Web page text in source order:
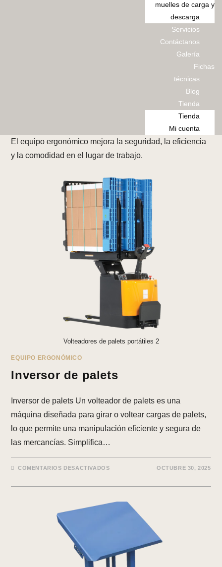
muelles de carga y
descarga
Servicios
Contáctanos
Galería
Fichas
técnicas
Blog
Tienda
Tienda
Mi cuenta
El equipo ergonómico mejora la seguridad, la eficiencia
y la comodidad en el lugar de trabajo.
Volteadores de palets portátiles 2
EQUIPO ERGONÓMICO
Inversor de palets
Inversor de palets Un volteador de palets es una
máquina diseñada para girar o voltear cargas de palets,
lo que permite una manipulación eficiente y segura de
las mercancías. Simplifica…
COMENTARIOS DESACTIVADOSEN
PALETS
OCTUBRE 30, 2025